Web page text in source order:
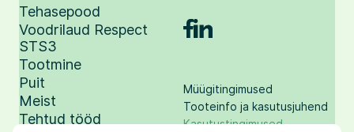
Tehasepood
Voodrilaud Respect
STS3
Tootmine
Puit
Meist
Tehtud tööd
Müügitingimused
Tooteinfo ja kasutusjuhend
Kasutustingimused